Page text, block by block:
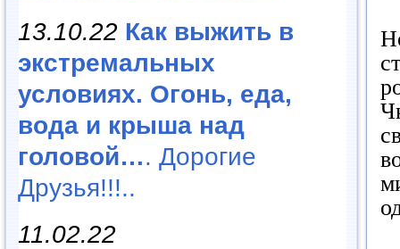
13.10.22 Как выжить в
экстремальных
условиях. Огонь, еда,
вода и крыша над
головой…. Дорогие
Друзья!!!..
11.02.22